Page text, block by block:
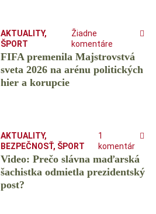
AKTUALITY,
ŠPORT
Žiadne
komentáre
FIFA premenila Majstrovstvá
sveta 2026 na arénu politických
hier a korupcie
AKTUALITY,
BEZPEČNOSŤ, ŠPORT
1
komentár
Video: Prečo slávna maďarská
šachistka odmietla prezidentský
post?